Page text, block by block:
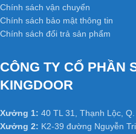
Chính sách vận chuyển
Chính sách bảo mật thông tin
Chính sách đổi trả sản phẩm
CÔNG TY CỔ PHẦN
KINGDOOR
Xưởng 1: 40 TL 31, Thạnh Lộc,
Xưởng 2: K2-39 đường Nguyễn